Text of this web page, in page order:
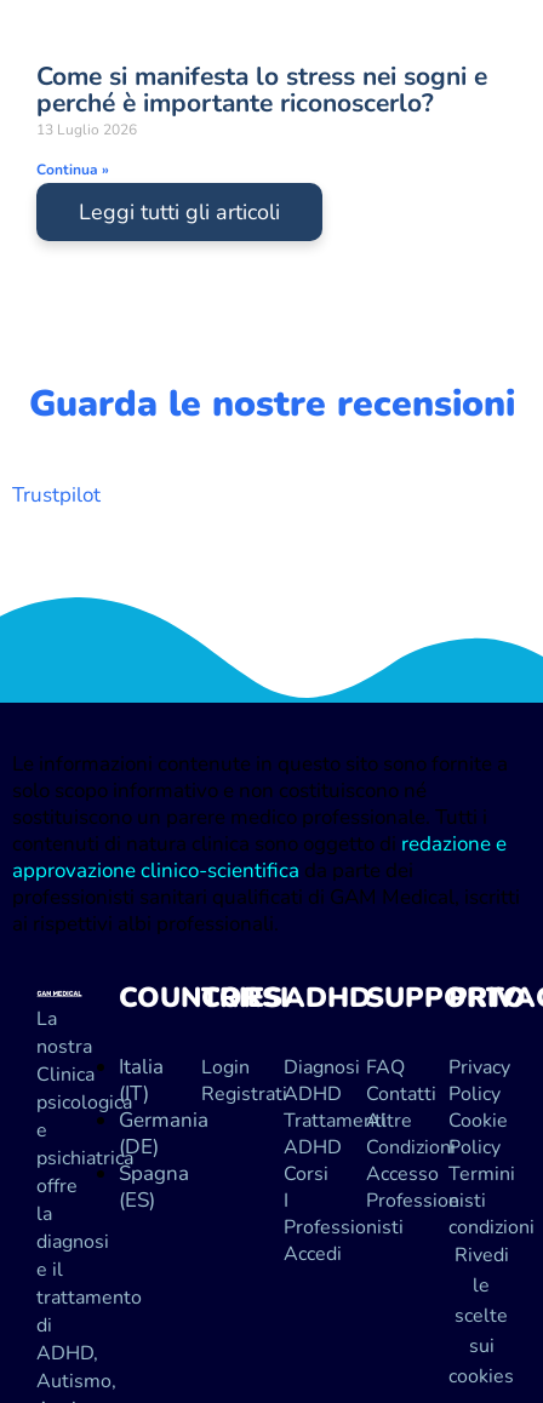
Come si manifesta lo stress nei sogni e
perché è importante riconoscerlo?
13 Luglio 2026
Continua »
Leggi tutti gli articoli
Guarda le nostre recensioni
Trustpilot
Le informazioni contenute in questo sito sono fornite a
solo scopo informativo e non costituiscono né
sostituiscono un parere medico professionale. Tutti i
contenuti di natura clinica sono oggetto di redazione e
approvazione clinico-scientifica da parte dei
professionisti sanitari qualificati di GAM Medical, iscritti
ai rispettivi albi professionali.
La
nostra
Clinica
psicologica
e
psichiatrica
offre
la
diagnosi
e il
trattamento
di
ADHD,
Autismo,
COUNTRIES
Italia
(IT)
Germania
(DE)
Spagna
(ES)
CORSI
Login
Registrati
ADHD
Diagnosi
ADHD
Trattamenti
ADHD
Corsi
I
Professionisti
Accedi
SUPPORTO
FAQ
Contatti
Altre
Condizioni
Accesso
Professionisti
Privacy
Policy
Cookie
Policy
Termini
e
condizioni
Rivedi
le
scelte
sui
cookies